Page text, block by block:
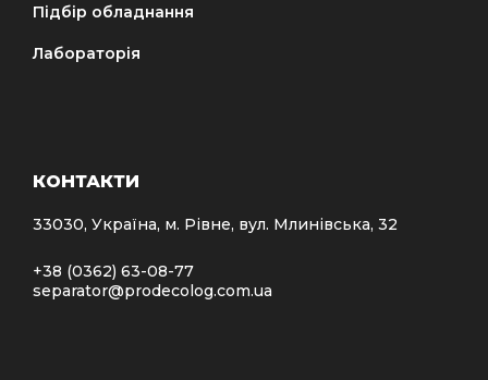
Підбір обладнання
Лабораторія
КОНТАКТИ
33030, Україна, м. Рівне, вул. Млинівська, 32
+38 (0362) 63-08-77
separator@prodecolog.com.ua